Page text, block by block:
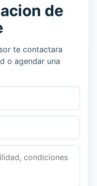
de
te contactara
o agendar una